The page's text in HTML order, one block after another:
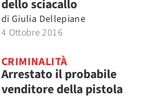
dello sciacallo
di Giulia Dellepiane
4 Ottobre 2016
CRIMINALITÀ
Arrestato il probabile
venditore della pistola